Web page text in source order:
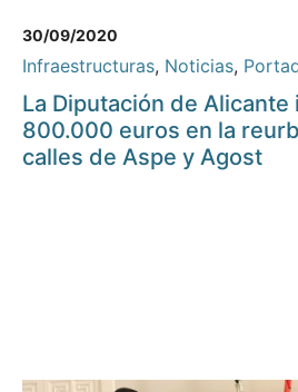
30/09/2020
Infraestructuras, Noticias,
La Diputación de
800.000 euros en la
calles de Aspe y Agost